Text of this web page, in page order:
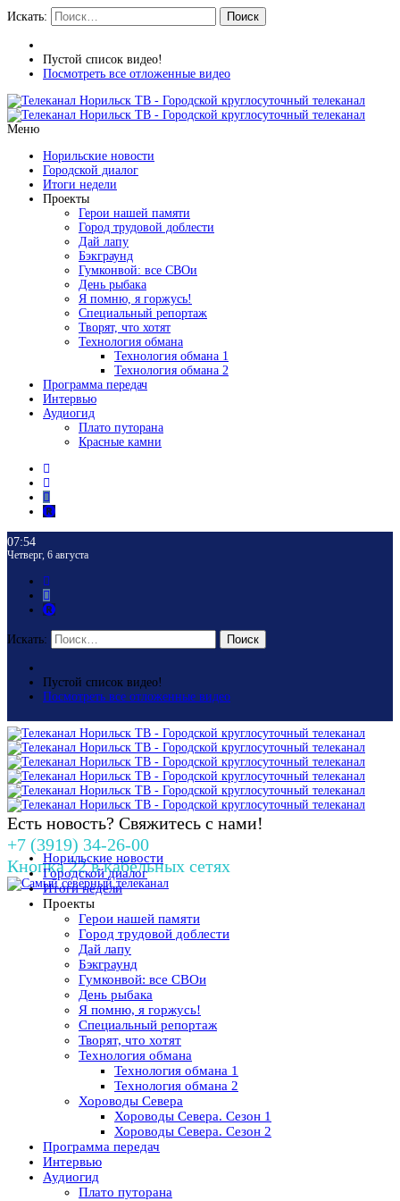
Искать: Поиск
Пустой список видео!
Посмотреть все отложенные видео
Меню
Норильские новости
Городской диалог
Итоги недели
Проекты
Герои нашей памяти
Город трудовой доблести
Дай лапу
Бэкграунд
Гумконвой: все СВОи
День рыбака
Я помню, я горжусь!
Специальный репортаж
Творят, что хотят
Технология обмана
Технология обмана 1
Технология обмана 2
Программа передач
Интервью
Аудиогид
Плато путорана
Красные камни
07:54
Четверг, 6 августа
Искать: Поиск
Пустой список видео!
Посмотреть все отложенные видео
Есть новость? Свяжитесь с нами!
+7 (3919) 34-26-00
Кнопка 22 в кабельных сетях
Норильские новости
Городской диалог
Итоги недели
Проекты
Герои нашей памяти
Город трудовой доблести
Дай лапу
Бэкграунд
Гумконвой: все СВОи
День рыбака
Я помню, я горжусь!
Специальный репортаж
Творят, что хотят
Технология обмана
Технология обмана 1
Технология обмана 2
Хороводы Севера
Хороводы Севера. Сезон 1
Хороводы Севера. Сезон 2
Программа передач
Интервью
Аудиогид
Плато путорана